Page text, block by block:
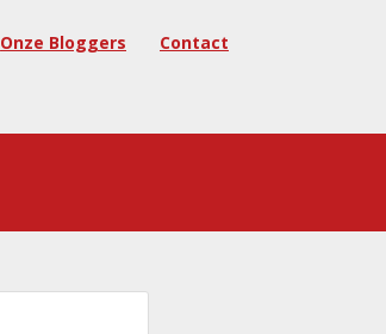
Onze Bloggers Contact